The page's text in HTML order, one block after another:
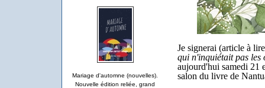
Mariage d'automne (nouvelles).
Nouvelle édition reliée, grand
Je signerai (article à
qui n'inquiétait pas les
aujourd'hui samedi 21
salon du livre de